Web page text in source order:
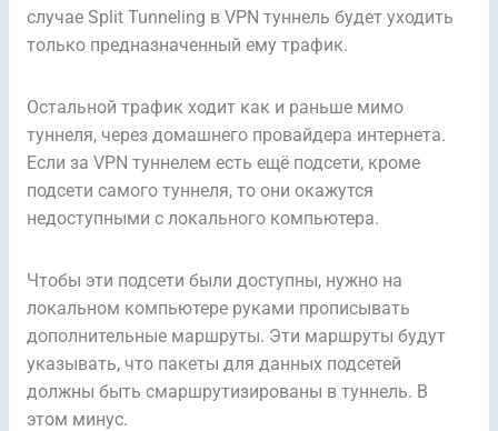
случае Split Tunneling в VPN туннель будет уходить
только предназначенный ему трафик.
Остальной трафик ходит как и раньше мимо
туннеля, через домашнего провайдера интернета.
Если за VPN туннелем есть ещё подсети, кроме
подсети самого туннеля, то они окажутся
недоступными с локального компьютера.
Чтобы эти подсети были доступны, нужно на
локальном компьютере руками прописывать
дополнительные маршруты. Эти маршруты будут
указывать, что пакеты для данных подсетей
должны быть смаршрутизированы в туннель. В
этом минус.